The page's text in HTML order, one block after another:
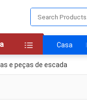
Casa
e peças de escada